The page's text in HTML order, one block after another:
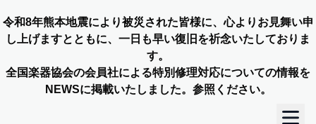
令和8年熊本地震により被災された皆様に、心よりお見舞い申
し上げますとともに、一日も早い復旧を祈念いたしておりま
す。
全国楽器協会の会員社による特別修理対応についての情報を
NEWSに掲載いたしました。参照ください。